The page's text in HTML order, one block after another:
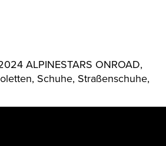
ALPINESTARS ONROAD,
Schuhe, Straßenschuhe,